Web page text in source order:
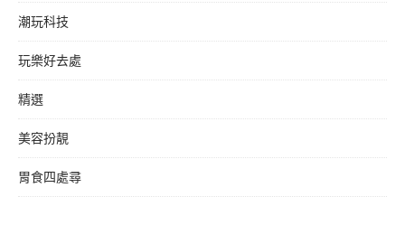
潮玩科技
玩樂好去處
精選
美容扮靚
胃食四處尋